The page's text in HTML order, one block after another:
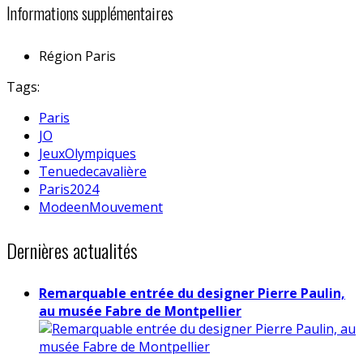
Informations supplémentaires
Région Paris
Tags:
Paris
JO
JeuxOlympiques
Tenuedecavalière
Paris2024
ModeenMouvement
Dernières actualités
Remarquable entrée du designer Pierre Paulin,
au musée Fabre de Montpellier